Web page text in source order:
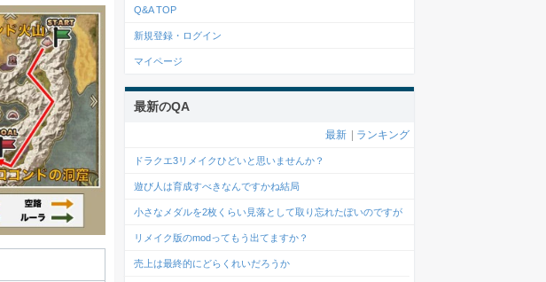
Q&A TOP
新規登録・ログイン
マイページ
最新のQA
最新 ランキング
ドラクエ3リメイクひどいと思いませんか？
遊び人は育成すべきなんですかね結局
小さなメダルを2枚くらい見落として取り忘れたぽいのですが
リメイク版のmodってもう出てますか？
売上は最終的にどらくれいだろうか